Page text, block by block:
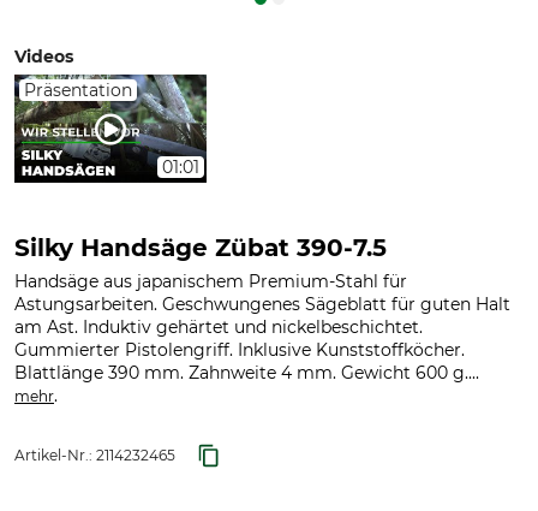
Videos
Präsentation
01:01
Silky Handsäge Zübat 390-7.5
Handsäge aus japanischem Premium-Stahl für
Astungsarbeiten. Geschwungenes Sägeblatt für guten Halt
am Ast. Induktiv gehärtet und nickelbeschichtet.
Gummierter Pistolengriff. Inklusive Kunststoffköcher.
Blattlänge 390 mm. Zahnweite 4 mm. Gewicht 600 g....
mehr.
Artikel-Nr.: 2114232465